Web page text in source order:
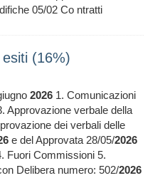
05/02 Co ntratti
(16%)
2026 1. Comunicazioni
Approvazione verbale della
dei verbali delle
e del Approvata 28/05/2026
Fuori Commissioni 5.
Delibera numero: 502/2026